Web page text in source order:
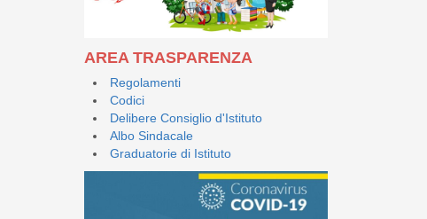
AREA TRASPARENZA
Regolamenti
Codici
Delibere Consiglio d'Istituto
Albo Sindacale
Graduatorie di Istituto